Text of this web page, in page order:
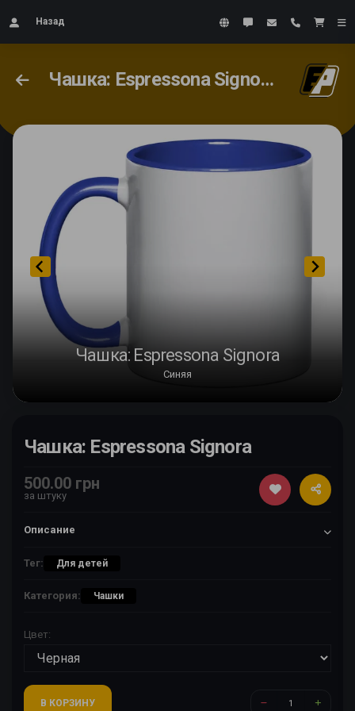
Назад
Чашка: Espressona Signora
Чашка: Espressona Signora
Синяя
Чашка: Espressona Signora
500.00 грн
за штуку
Описание
Тег: Для детей
Категория: Чашки
Цвет:
В КОРЗИНУ